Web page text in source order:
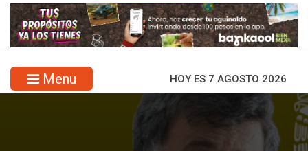
Menu HOY ES 7 AGOSTO 2026